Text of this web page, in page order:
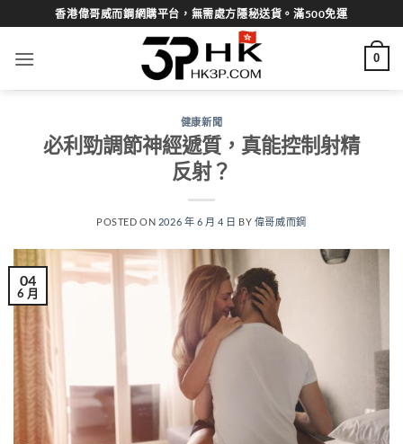
to
content
香港偉哥威而鋼網購平台，無需處方隱秘送貨。滿500免運
0
健康新聞
必利勁調節神經遞質，真能控制射精
反射？
POSTED ON 2026 年 6 月 4 日 BY 偉哥威而鋼
04
6 月